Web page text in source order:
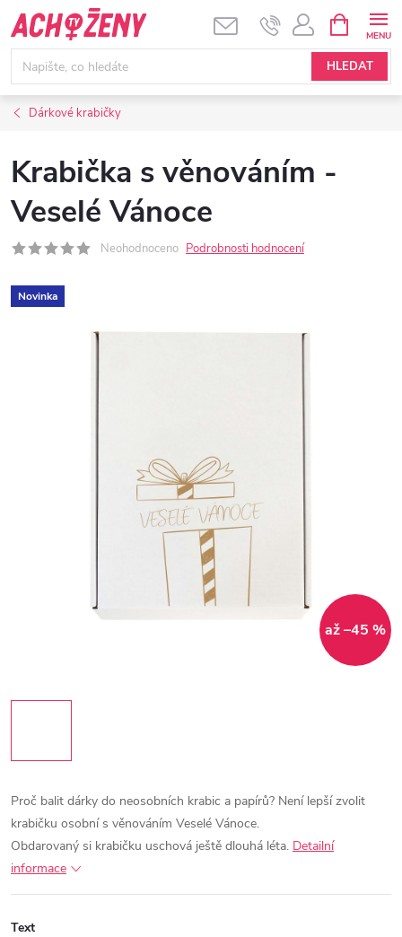
Přejít
na
obsah
HLEDAT
NÁKUPNÍ
KOŠÍK
Dárkové krabičky
Krabička s věnováním -
Veselé Vánoce
Neohodnoceno Podrobnosti hodnocení
Novinka
až –45 %
Proč balit dárky do neosobních krabic a papírů? Není lepší zvolit
krabičku osobní s věnováním Veselé Vánoce.
Obdarovaný si krabičku uschová ještě dlouhá léta. Detailní
informace
Text